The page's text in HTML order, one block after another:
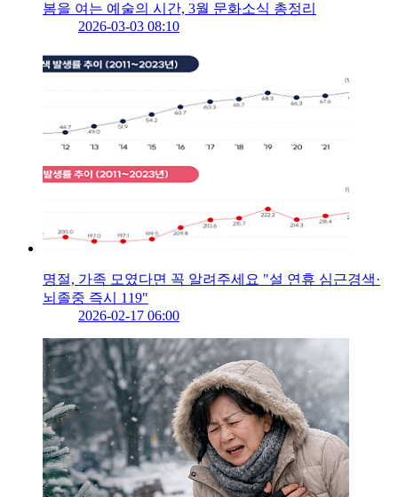
봄을 여는 예술의 시간, 3월 문화소식 총정리
2026-03-03 08:10
명절, 가족 모였다면 꼭 알려주세요 "설 연휴 심근경색·
뇌졸중 즉시 119"
2026-02-17 06:00